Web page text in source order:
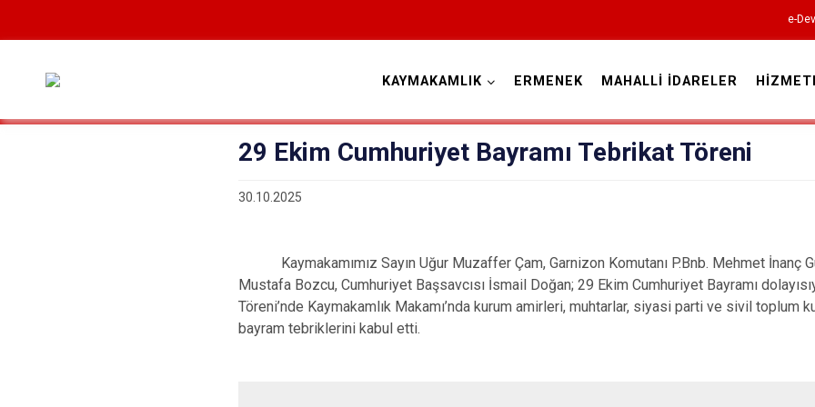
e-
Ayrancı
KAYMAKAMLIK ERMENEK MAHALLİ İDARELER
29 Ekim Cumhuriyet Bayramı Tebrikat Töreni
30.10.2025
Kaymakamımız Sayın Uğur Muzaffer Çam, Garnizon Komutanı P.Bnb. Mehmet İnanç
Mustafa Bozcu, Cumhuriyet Başsavcısı İsmail Doğan; 29 Ekim Cumhuriyet Bayramı
Töreni’nde Kaymakamlık Makamı’nda kurum amirleri, muhtarlar, siyasi parti ve sivil toplum
bayram tebriklerini kabul etti.